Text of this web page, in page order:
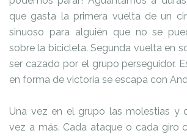
que gasta la primera vuelta de un
sinuoso para alguién que no se
sobre la bicicleta. Segunda vuelta en
ser cazado por el grupo perseguidor.
en forma de victoria se escapa con
Una vez en el grupo las molestias y
vez a más. Cada ataque o cada giro